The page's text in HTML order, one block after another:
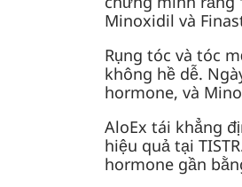
Minoxidil và
Rụng tóc và tóc
không hề dễ.
hormone, và
AloEx tái khẳng
hiệu quả tại
hormone gần